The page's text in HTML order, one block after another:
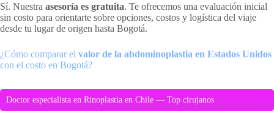
Sí. Nuestra asesoría es gratuita. Te ofrecemos una evaluación inicial
sin costo para orientarte sobre opciones, costos y logística del viaje
desde tu lugar de origen hasta Bogotá.
¿Cómo comparar el valor de la abdominoplastia en Estados Unidos
con el costo en Bogotá?
Doctor especialista en Rinoplastia en Chile — Top cirujanos